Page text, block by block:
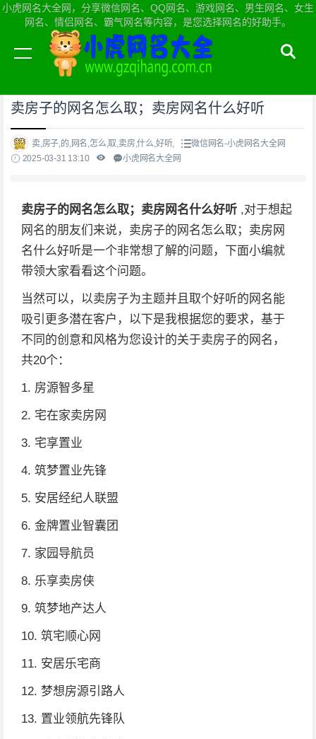
小虎网名大全网，分享微信网名、QQ网名、游戏网名、男生网名、女生
网名、情侣网名、霸气网名等内容，是您选择网名的好助手。
当前位置：小虎网名大全网首页>微信网名
卖房子的网名怎么取；卖房网名什么好听
卖,房子,的,网名,怎么,取,卖房,什么,好听,
微信网名-小虎网名大全网
2025-03-31 13:10
小虎网名大全网
卖房子的网名怎么取；卖房网名什么好听 ,对于想起
网名的朋友们来说，卖房子的网名怎么取；卖房网
名什么好听是一个非常想了解的问题，下面小编就
带领大家看看这个问题。
当然可以，以卖房子为主题并且取个好听的网名能
吸引更多潜在客户，以下是我根据您的要求，基于
不同的创意和风格为您设计的关于卖房子的网名，
共20个：
1. 房源智多星
2. 宅在家卖房网
3. 宅享置业
4. 筑梦置业先锋
5. 安居经纪人联盟
6. 金牌置业智囊团
7. 家园导航员
8. 乐享卖房侠
9. 筑梦地产达人
10. 筑宅顺心网
11. 安居乐宅商
12. 梦想房源引路人
13. 置业领航先锋队